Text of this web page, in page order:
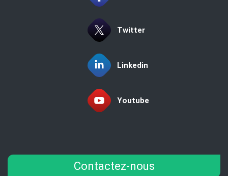
Twitter
Linkedin
Youtube
Contactez-nous